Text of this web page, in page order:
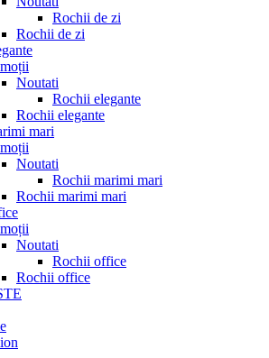
Rochii de zi
Rochii de zi
Noutati
Rochii elegante
Rochii elegante
mari
Noutati
Rochii marimi mari
Rochii marimi mari
Noutati
Rochii office
Rochii office